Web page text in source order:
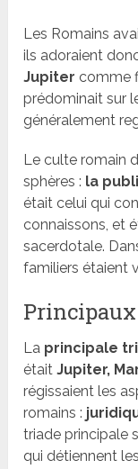
Les Romains
ils adoraient
Jupiter comme
prédominait sur
généralement
Le culte romain
sphères : la
était celui qui
connaissons, et
sacerdotale.
familiers étaient
La principale
étaitJupiter,
régissaient les
romains :
triade principale
qui détiennent